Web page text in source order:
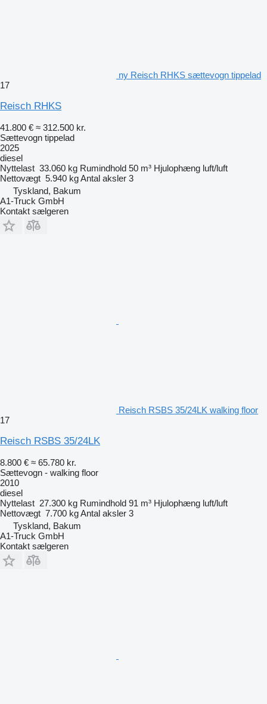
ny Reisch RHKS sættevogn tippelad
17
Reisch RHKS
41.800 € ≈ 312.500 kr.
Sættevogn tippelad
2025
diesel
Nyttelast 33.060 kg Rumindhold 50 m³ Hjulophæng luft/luft
Nettovægt 5.940 kgAntal aksler 3
Tyskland, Bakum
A1-Truck GmbH
Kontakt sælgeren
Reisch RSBS 35/24LK walking floor
17
Reisch RSBS 35/24LK
8.800 € ≈ 65.780 kr.
Sættevogn - walking floor
2010
diesel
Nyttelast 27.300 kg Rumindhold 91 m³ Hjulophæng luft/luft
Nettovægt 7.700 kgAntal aksler 3
Tyskland, Bakum
A1-Truck GmbH
Kontakt sælgeren